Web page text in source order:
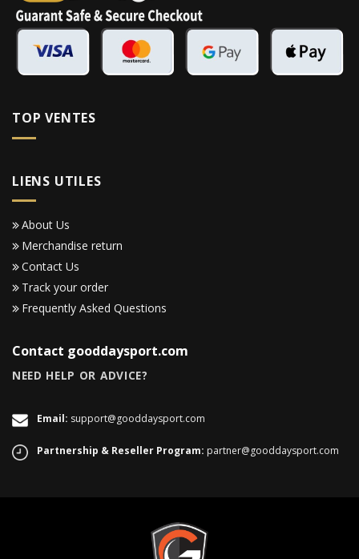
TOP VENTES
LIENS UTILES
About Us
Merchandise return
Contact Us
Track your order
Frequently Asked Questions
Contact gooddaysport.com
NEED HELP OR ADVICE?
Email: support@gooddaysport.com
Partnership & Reseller Program: partner@gooddaysport.com